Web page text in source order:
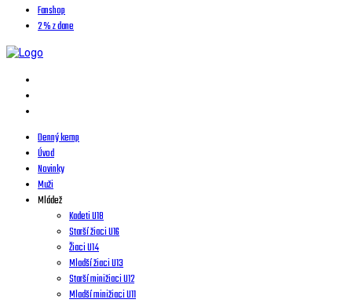
Fanshop
2 % z dane
Denný kemp
Úvod
Novinky
Muži
Mládež
Kadeti U18
Starší žiaci U16
Žiaci U14
Mladší žiaci U13
Starší minižiaci U12
Mladší minižiaci U11